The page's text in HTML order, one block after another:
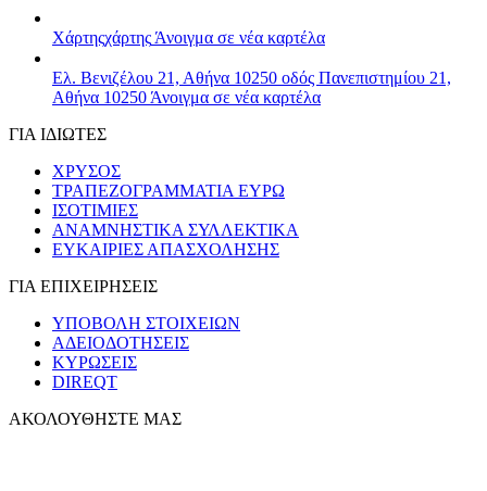
Χάρτηςχάρτης Άνοιγμα σε νέα καρτέλα
Ελ. Βενιζέλου 21, Αθήνα 10250 οδός Πανεπιστημίου 21,
Αθήνα 10250 Άνοιγμα σε νέα καρτέλα
ΓΙΑ ΙΔΙΩΤΕΣ
ΧΡΥΣΟΣ
ΤΡΑΠΕΖΟΓΡΑΜΜΑΤΙΑ ΕΥΡΩ
ΙΣΟΤΙΜΙΕΣ
ΑΝΑΜΝΗΣΤΙΚΑ ΣΥΛΛΕΚΤΙΚΑ
ΕΥΚΑΙΡΙΕΣ ΑΠΑΣΧΟΛΗΣΗΣ
ΓΙΑ ΕΠΙΧΕΙΡΗΣΕΙΣ
ΥΠΟΒΟΛΗ ΣΤΟΙΧΕΙΩΝ
ΑΔΕΙΟΔΟΤΗΣΕΙΣ
ΚΥΡΩΣΕΙΣ
DIREQT
ΑΚΟΛΟΥΘΗΣΤΕ ΜΑΣ